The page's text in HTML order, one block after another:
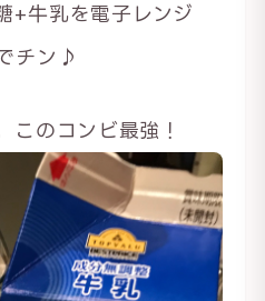
+牛乳を電子レンジ
チン♪
このコンビ最強！